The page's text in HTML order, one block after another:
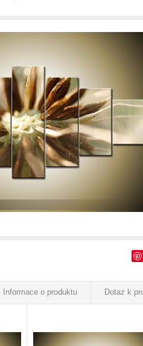
Informace o produktu Dotaz k